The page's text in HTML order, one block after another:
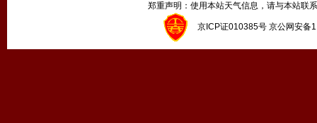
郑重声明：使用本站天气信息，请与本站联
京ICP证010385号 京公网安备